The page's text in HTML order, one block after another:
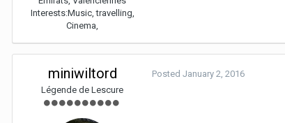
Interests:Music, travelling,
Cinema,
miniwiltord
Légende de Lescure
Posted January 2, 2016